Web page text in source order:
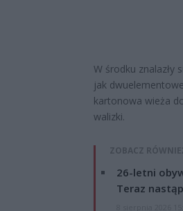
W środku znalazły
jak
kartonowa wieża
walizki.
ZOBACZ
26-letni
Teraz